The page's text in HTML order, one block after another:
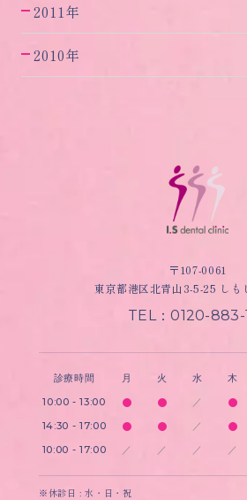
2011年
2010年
〒107-0061
東京都港区北青山3-5-25 しも
TEL：0120-883-
診療時間 月 火 水 木
10:00 - 13:00 ／
14:30 - 17:00 ／
10:00 - 17:00 ／ ／ ／ ／
※休診日 : 水・日・祝